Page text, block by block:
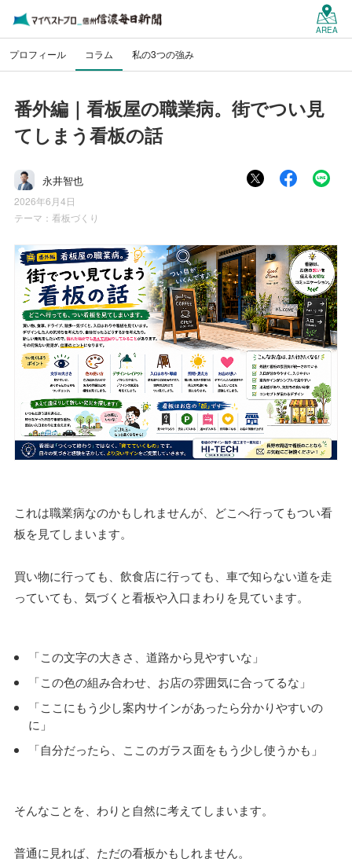
AREA
プロフィール コラム 私の3つの強み
番外編｜看板屋の職業病。街でつい見
てしまう看板の話
永井智也
2026年6月4日
テーマ： 看板づくり
これは職業病なのかもしれませんが、どこへ行ってもつい看
板を見てしまいます。
買い物に行っても、飲食店に行っても、車で知らない道を走
っていても、気づくと看板や入口まわりを見ています。
「この文字の大きさ、道路から見やすいな」
「この色の組み合わせ、お店の雰囲気に合ってるな」
「ここにもう少し案内サインがあったら分かりやすいの
に」
「自分だったら、ここのガラス面をもう少し使うかも」
そんなことを、わりと自然に考えてしまいます。
普通に見れば、ただの看板かもしれません。